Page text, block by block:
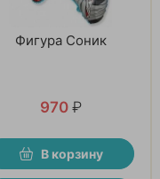
Фигура Соник
970 ₽
В корзину